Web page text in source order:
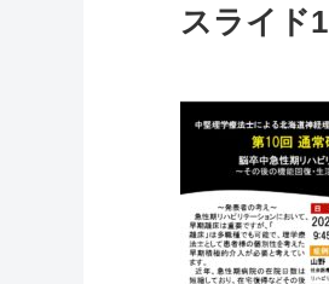
スライド1